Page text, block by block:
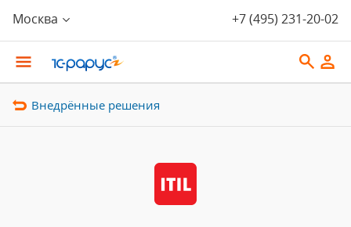
Москва +7 (495) 231-20-02
Внедрённые решения